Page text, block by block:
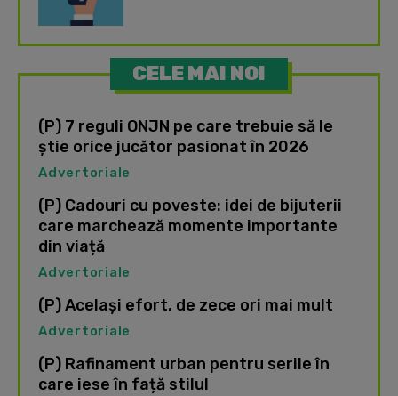
CELE MAI NOI
(P) 7 reguli ONJN pe care trebuie să le
știe orice jucător pasionat în 2026
Advertoriale
(P) Cadouri cu poveste: idei de bijuterii
care marchează momente importante
din viață
Advertoriale
(P) Același efort, de zece ori mai mult
Advertoriale
(P) Rafinament urban pentru serile în
care iese în față stilul